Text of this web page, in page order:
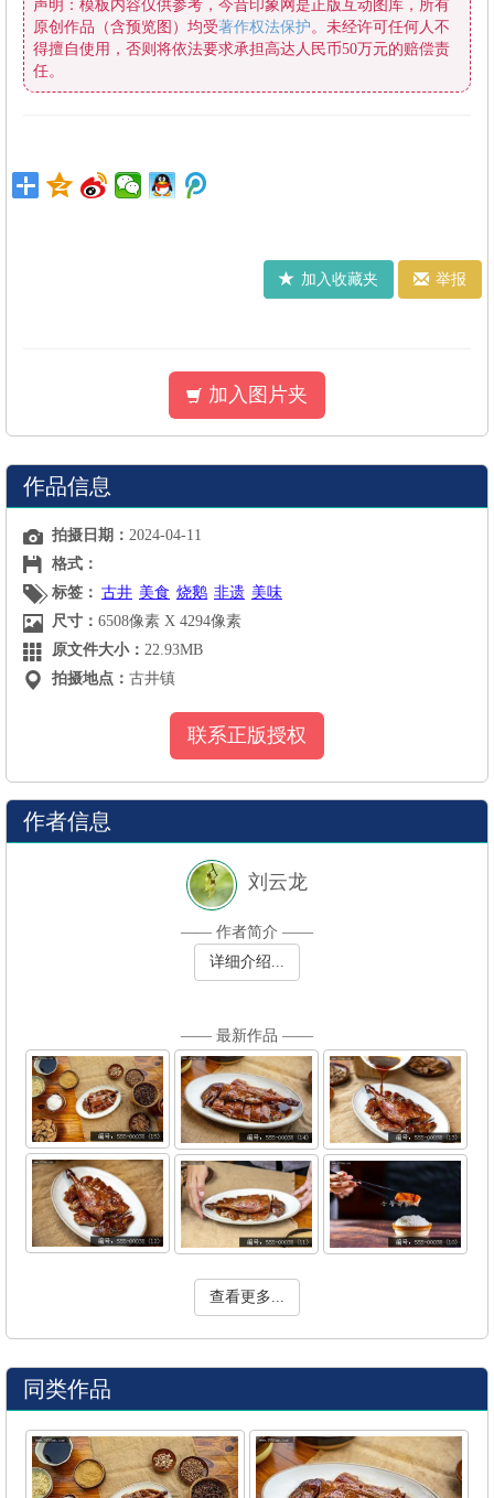
原创作品（含预览图）均受著作权法保护
任。
加入收藏夹 举报
加入图片夹
作品信息
拍摄日期： 2024-04-11
格式：
标签： 古井 美食 烧鹅 非遗 美味
尺寸： 6508像素 X 4294像素
原文件大小： 22.93MB
拍摄地点： 古井镇
联系正版授权
作者信息
刘云龙
—— 作者简介 ——
详细介绍...
—— 最新作品 ——
查看更多...
同类作品